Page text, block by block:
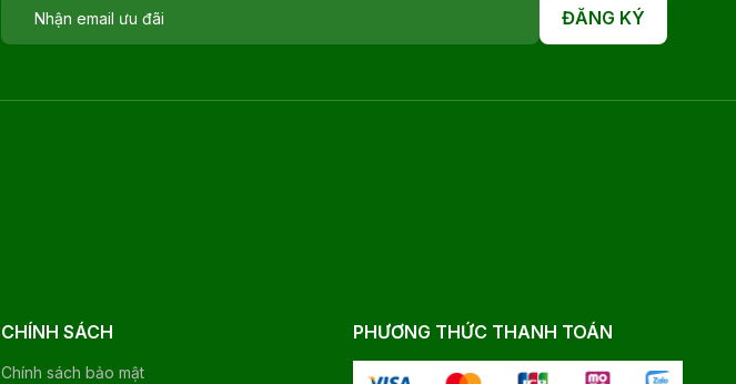
ĐĂNG KÝ
CHÍNH SÁCH
Chính sách bảo mật
PHƯƠNG THỨC THANH TOÁN